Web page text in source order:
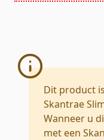
Dit product
Skantrae
Wanneer u
met een